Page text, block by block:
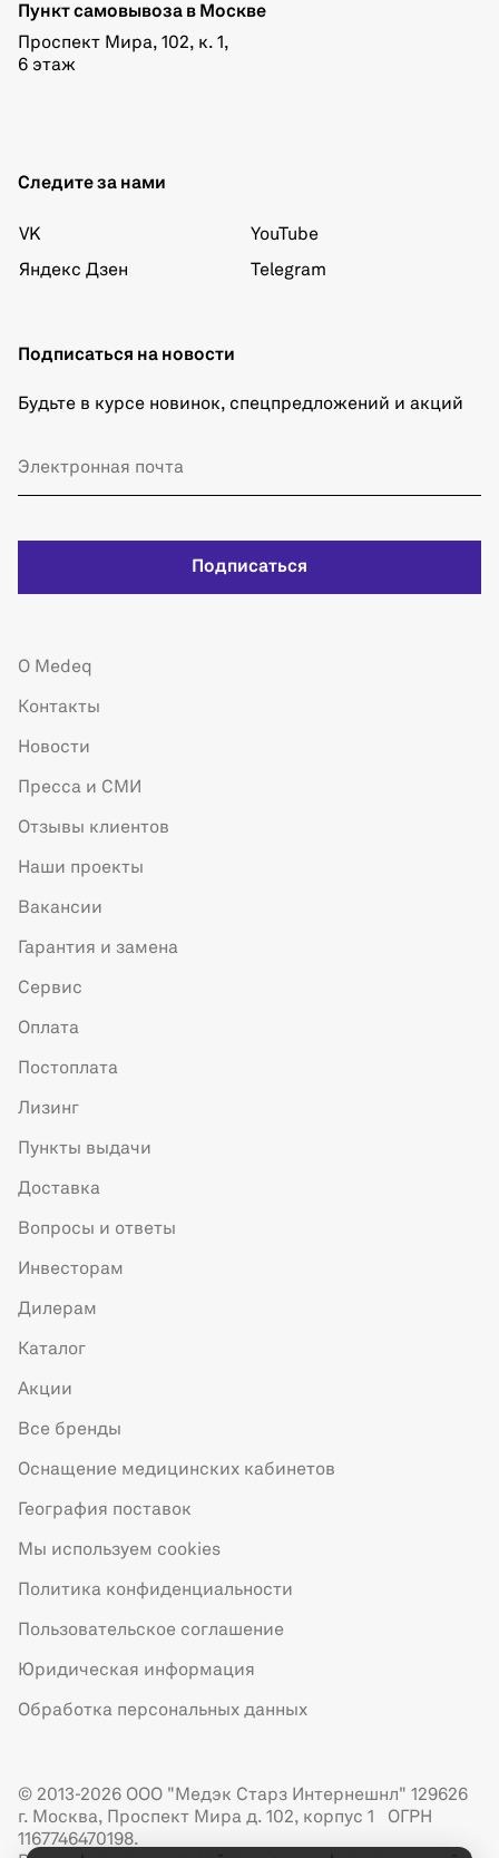
Пункт самовывоза в Москве
Проспект Мира, 102, к. 1,
6 этаж
Следите за нами
VK
Яндекс Дзен
YouTube
Telegram
Подписаться на новости
Будьте в курсе новинок, спецпредложений и акций
Подписаться
О Medeq
Контакты
Новости
Пресса и СМИ
Отзывы клиентов
Наши проекты
Вакансии
Гарантия и замена
Сервис
Оплата
Постоплата
Лизинг
Пункты выдачи
Доставка
Вопросы и ответы
Инвесторам
Дилерам
Каталог
Акции
Все бренды
Оснащение медицинских кабинетов
География поставок
Мы используем cookies
Политика конфиденциальности
Пользовательское соглашение
Юридическая информация
Обработка персональных данных
© 2013-2026 ООО "Медэк Старз Интернешнл" 129626
г. Москва, Проспект Мира д. 102, корпус 1 ОГРН
1167746470198.